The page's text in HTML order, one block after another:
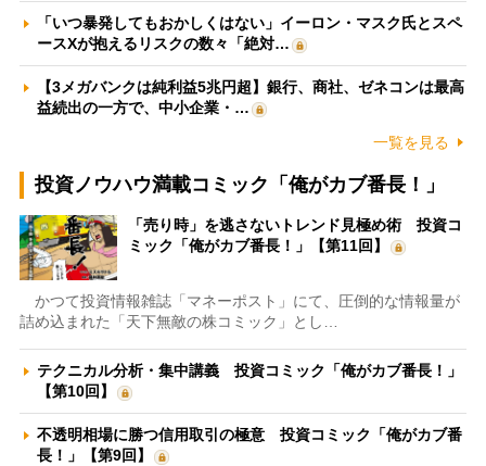
「いつ暴発してもおかしくはない」イーロン・マスク氏とスペ
ースXが抱えるリスクの数々「絶対…
【3メガバンクは純利益5兆円超】銀行、商社、ゼネコンは最高
益続出の一方で、中小企業・…
一覧を見る
投資ノウハウ満載コミック「俺がカブ番長！」
「売り時」を逃さないトレンド見極め術 投資コ
ミック「俺がカブ番長！」【第11回】
かつて投資情報雑誌「マネーポスト」にて、圧倒的な情報量が
詰め込まれた「天下無敵の株コミック」とし…
テクニカル分析・集中講義 投資コミック「俺がカブ番長！」
【第10回】
不透明相場に勝つ信用取引の極意 投資コミック「俺がカブ番
長！」【第9回】